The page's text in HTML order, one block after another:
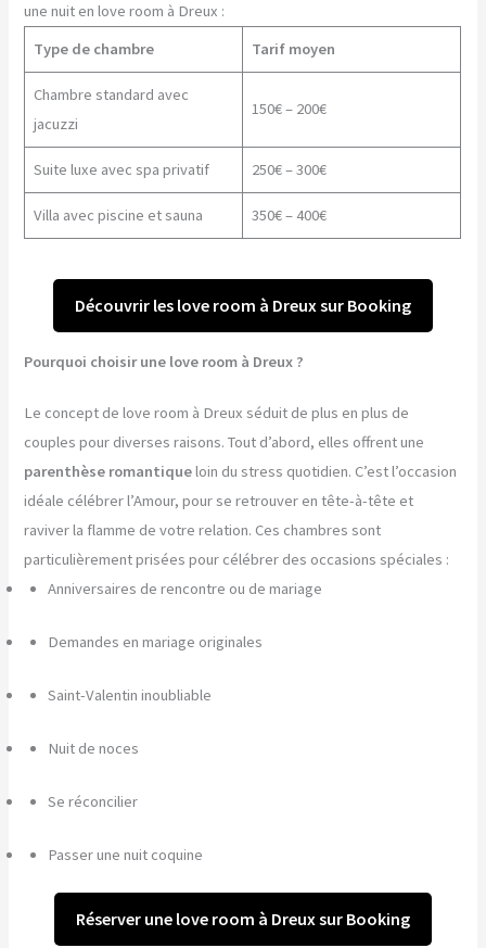
une nuit en love room à Dreux :
Type de chambre
Tarif moyen
Chambre standard avec
jacuzzi
150€ – 200€
Suite luxe avec spa privatif 250€ – 300€
Villa avec piscine et sauna 350€ – 400€
Découvrir les love room à Dreux sur Booking
Pourquoi choisir une love room à Dreux ?
Le concept de love room à Dreux séduit de plus en plus de
couples pour diverses raisons. Tout d’abord, elles offrent une
parenthèse romantiqueloin du stress quotidien. C’est l’occasion
idéale célébrer l’Amour, pour se retrouver en tête-à-tête et
raviver la flamme de votre relation. Ces chambres sont
particulièrement prisées pour célébrer des occasions spéciales :
Anniversaires de rencontre ou de mariage
Demandes en mariage originales
Saint-Valentin inoubliable
Nuit de noces
Se réconcilier
Passer une nuit coquine
Réserver une love room à Dreux sur Booking